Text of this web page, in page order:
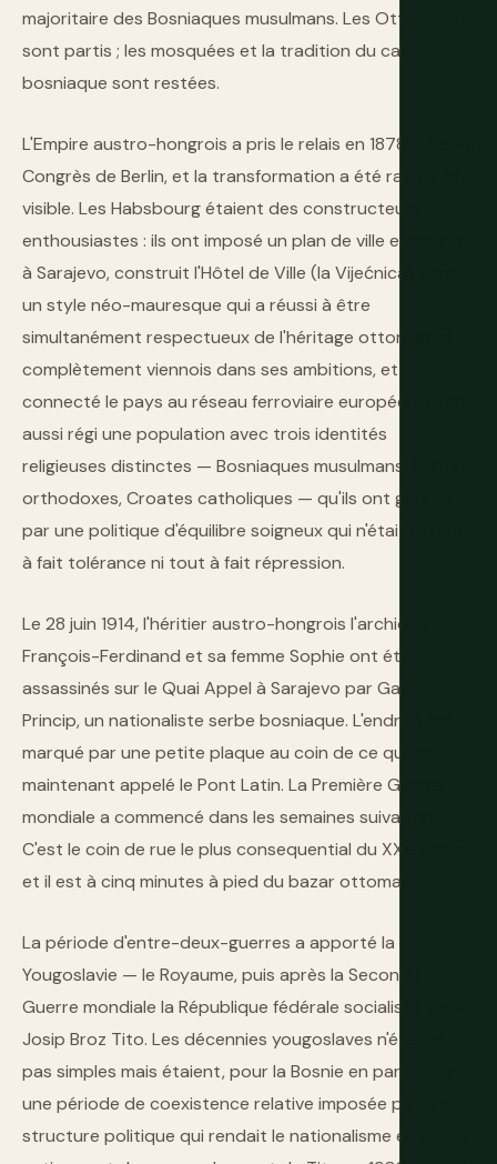
majoritaire des Bosniaques musulmans. Les Ottomans
sont partis ; les mosquées et la tradition du café
bosniaque sont restées.
L'Empire austro-hongrois a pris le relais en 1878 suite au
Congrès de Berlin, et la transformation a été rapide et
visible. Les Habsbourg étaient des constructeurs
enthousiastes : ils ont imposé un plan de ville européen
à Sarajevo, construit l'Hôtel de Ville (la Vijećnica) dans
un style néo-mauresque qui a réussi à être
simultanément respectueux de l'héritage ottoman et
complètement viennois dans ses ambitions, et
connecté le pays au réseau ferroviaire européen. Ils ont
aussi régi une population avec trois identités
religieuses distinctes — Bosniaques musulmans, Serbes
orthodoxes, Croates catholiques — qu'ils ont gérées
par une politique d'équilibre soigneux qui n'était ni tout
à fait tolérance ni tout à fait répression.
Le 28 juin 1914, l'héritier austro-hongrois l'archiduc
François-Ferdinand et sa femme Sophie ont été
assassinés sur le Quai Appel à Sarajevo par Gavrilo
Princip, un nationaliste serbe bosniaque. L'endroit est
marqué par une petite plaque au coin de ce qui est
maintenant appelé le Pont Latin. La Première Guerre
mondiale a commencé dans les semaines suivantes.
C'est le coin de rue le plus consequential du XXe siècle,
et il est à cinq minutes à pied du bazar ottoman.
La période d'entre-deux-guerres a apporté la
Yougoslavie — le Royaume, puis après la Seconde
Guerre mondiale la République fédérale socialiste sous
Josip Broz Tito. Les décennies yougoslaves n'étaient
pas simples mais étaient, pour la Bosnie en particulier,
une période de coexistence relative imposée par une
structure politique qui rendait le nationalisme ethnique